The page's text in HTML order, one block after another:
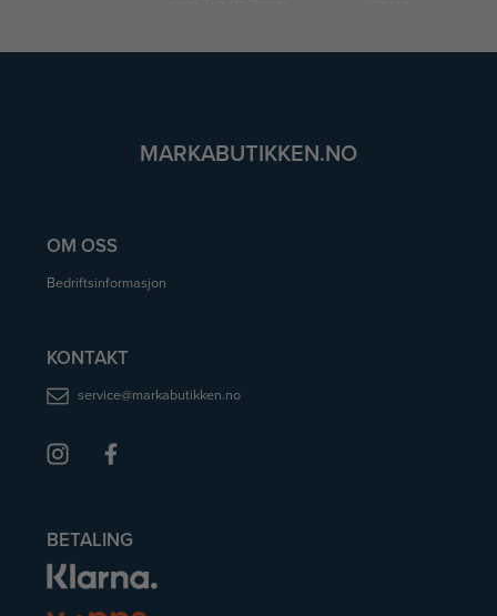
MARKABUTIKKEN.NO
OM OSS
Bedriftsinformasjon
KONTAKT
service@markabutikken.no
BETALING